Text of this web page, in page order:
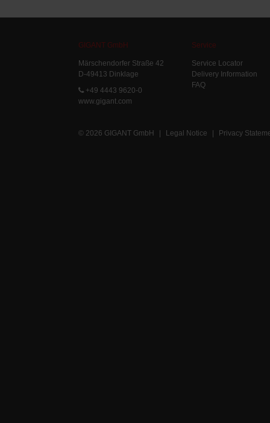
GIGANT GmbH
Märschendorfer Straße 42
D-49413 Dinklage
+49 4443 9620-0
www.gigant.com
Service
Service Locator
Delivery Information
FAQ
© 2026 GIGANT GmbH | Legal Notice | Privacy